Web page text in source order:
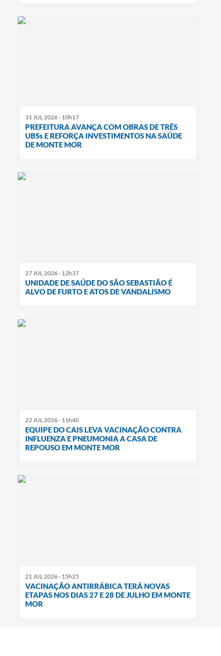
31 JUL 2026 - 10h17
PREFEITURA AVANÇA COM OBRAS DE TRÊS
UBSs E REFORÇA INVESTIMENTOS NA SAÚDE
DE MONTE MOR
27 JUL 2026 - 12h37
UNIDADE DE SAÚDE DO SÃO SEBASTIÃO É
ALVO DE FURTO E ATOS DE VANDALISMO
22 JUL 2026 - 11h40
EQUIPE DO CAIS LEVA VACINAÇÃO CONTRA
INFLUENZA E PNEUMONIA A CASA DE
REPOUSO EM MONTE MOR
21 JUL 2026 - 15h25
VACINAÇÃO ANTIRRÁBICA TERÁ NOVAS
ETAPAS NOS DIAS 27 E 28 DE JULHO EM MONTE
MOR